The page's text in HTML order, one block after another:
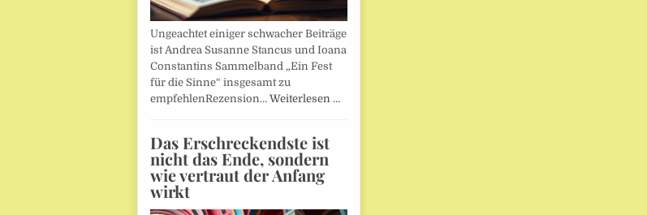
Ungeachtet einiger schwacher Beiträge
ist Andrea Susanne Stancus und Ioana
Constantins Sammelband „Ein Fest
für die Sinne“ insgesamt zu
empfehlenRezension… Weiterlesen …
Das Erschreckendste ist
nicht das Ende, sondern
wie vertraut der Anfang
wirkt